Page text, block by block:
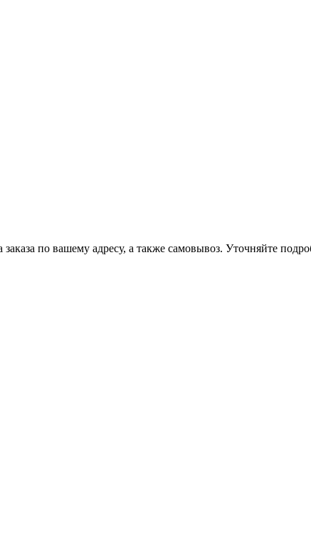
по вашему адресу, а также самовывоз. Уточняйте